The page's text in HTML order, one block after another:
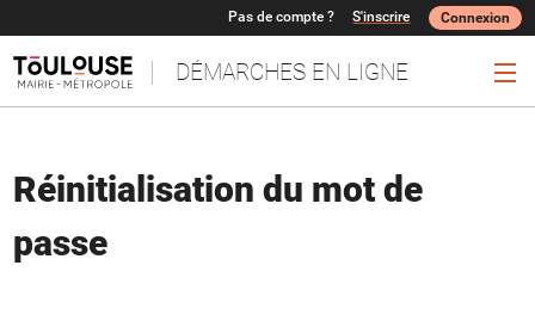
DÉMARCHES EN LIGNE
Pas de compte ? S'inscrire Connexion
Réinitialisation du mot de
passe